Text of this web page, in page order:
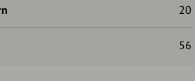
20
56